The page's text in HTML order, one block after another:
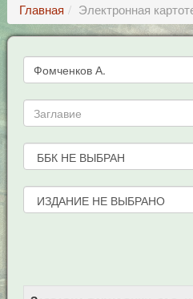
Главная Электронная